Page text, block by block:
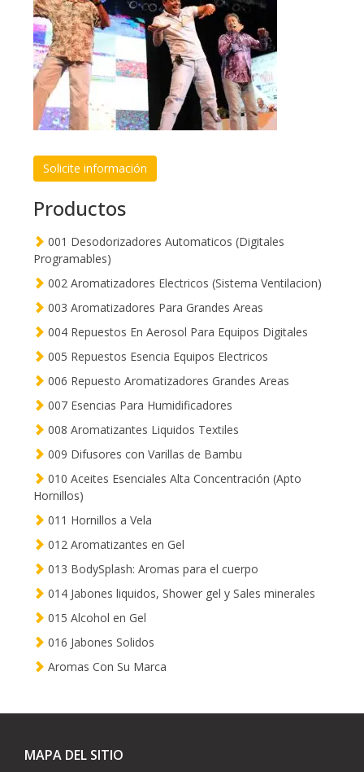
Solicite información
Productos
001 Desodorizadores Automaticos (Digitales
Programables)
002 Aromatizadores Electricos (Sistema Ventilacion)
003 Aromatizadores Para Grandes Areas
004 Repuestos En Aerosol Para Equipos Digitales
005 Repuestos Esencia Equipos Electricos
006 Repuesto Aromatizadores Grandes Areas
007 Esencias Para Humidificadores
008 Aromatizantes Liquidos Textiles
009 Difusores con Varillas de Bambu
010 Aceites Esenciales Alta Concentración (Apto
Hornillos)
011 Hornillos a Vela
012 Aromatizantes en Gel
013 BodySplash: Aromas para el cuerpo
014 Jabones liquidos, Shower gel y Sales minerales
015 Alcohol en Gel
016 Jabones Solidos
Aromas Con Su Marca
MAPA DEL SITIO